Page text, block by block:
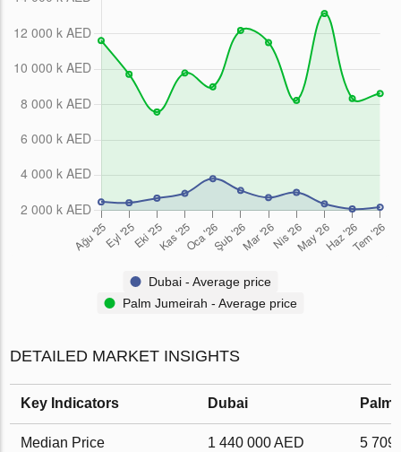
Dubai - Average price
Palm Jumeirah - Average price
DETAILED MARKET INSIGHTS
Key Indicators Dubai Palm
Median Price 1 440 000 AED 5 709